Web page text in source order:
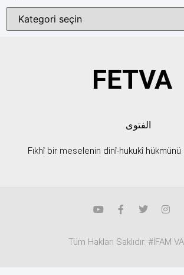
FETVA
الفتوى
Fıkhî bir meselenin dinî-hukukî hükmünü
Tüm Hakları Saklıdır. #İFAM